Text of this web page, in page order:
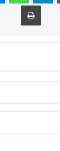
Yazdır